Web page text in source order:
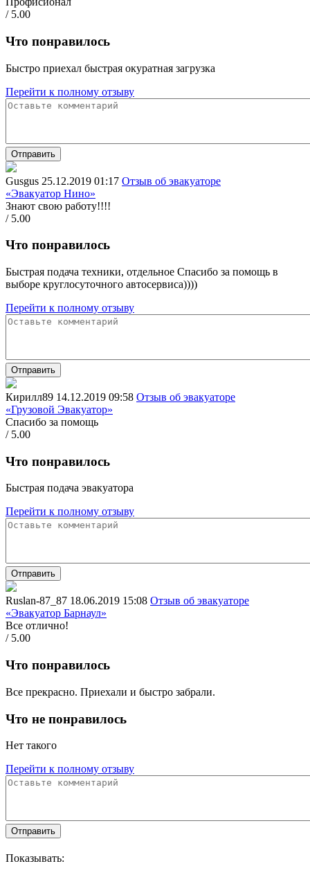
/ 5.00
Что понравилось
Быстро приехал быстрая окуратная загрузка
Перейти к полному отзыву
Отправить
Gusgus 25.12.2019 01:17 Отзыв об эвакуаторе
«Эвакуатор Нино»
Знают свою работу!!!!
/ 5.00
Что понравилось
Быстрая подача техники, отдельное Спасибо за помощь в
выборе круглосуточного автосервиса))))
Перейти к полному отзыву
Отправить
Кирилл89 14.12.2019 09:58 Отзыв об эвакуаторе
«Грузовой Эвакуатор»
Спасибо за помощь
/ 5.00
Что понравилось
Быстрая подача эвакуатора
Перейти к полному отзыву
Отправить
Ruslan-87_87 18.06.2019 15:08 Отзыв об эвакуаторе
«Эвакуатор Барнаул»
Все отлично!
/ 5.00
Что понравилось
Все прекрасно. Приехали и быстро забрали.
Что не понравилось
Нет такого
Перейти к полному отзыву
Отправить
Показывать: